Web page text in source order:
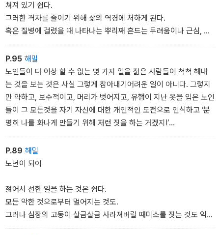
쳐져 있기 쉽다.
그러한 격차를 줄이기 위해 삶의 역경에 처하게 된다.
혹은 질병에 걸렸을 때 나타나는 뿌리째 흔드는 두려움이나 근심, 내
면적 정서의 혼돈이 생긴다.
아이들은 어려운 일이 있을 때 울거나 약한 면을 내보임으로써, 삶
의 균형을 가장 잘 찾을 수 있다. 그런 것처럼 역경이나 두려움에 대
해 겸손하게 고개를 숙이는 자세를 갖는 것이 좋은 것이다.
P.95 해밀
노인들이 더 이상 할 수 없는 몇 가지 일을 젊은 사람들이 척척 해내
는 것을 보는 것은 사실 그렇게 참아내기어려운 일이 아니다. 그렇지
만 약하고, 보수적이고, 머리가 벗어지고, 유행이 지난 옷을 입은 노인
들이 그 모든것을 자기 자신에 대한 개인적인 도전으로 인식하고 ‘분
명히 나를 화나게 만들기 위해 저런 짓을 하는 거겠지!‘
라고 말하면 비로소 그때 모든 일이 안 좋아진다. 바로그 순간부터 그
것은 받아들이기 어려워지는 것이다. 그리고 그럼게 생각하는 사람은
ㅇ결국 실빼하고 만다.
P.89 해밀
노년이 되어
젊어서 선한 일을 하는 것은 쉽다.
모든 악한 것으로부터 멀어지는 것도.
그러나 심장의 고동이 살금살금 사라져버릴 때미소를 짓는 것도 익혀
야 한다.